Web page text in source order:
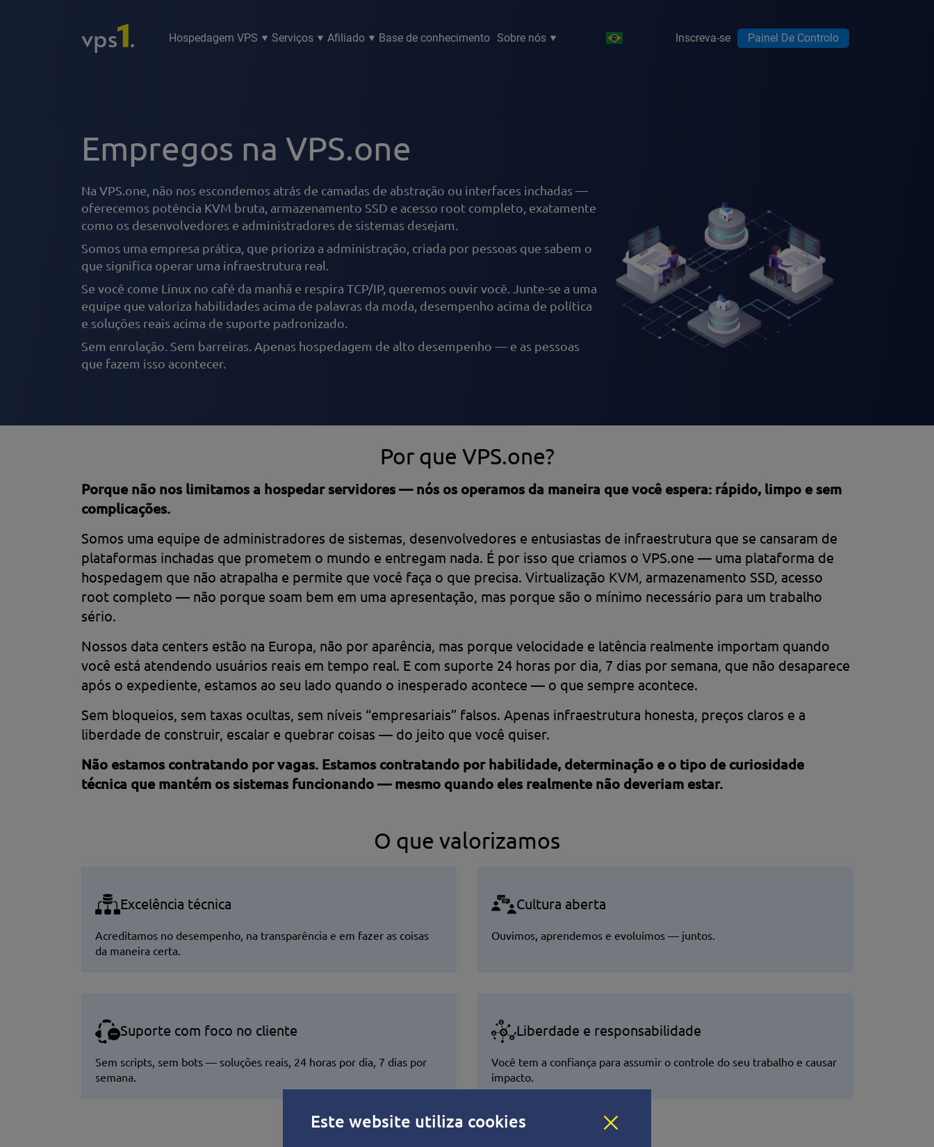
Hospedagem VPS Serviços Afiliado Base de conhecimento Sobre nós Inscreva-se Painel De Controlo
Empregos na VPS.one
Na VPS.one, não nos escondemos atrás de camadas de abstração ou interfaces inchadas —
oferecemos potência KVM bruta, armazenamento SSD e acesso root completo, exatamente
como os desenvolvedores e administradores de sistemas desejam.
Somos uma empresa prática, que prioriza a administração, criada por pessoas que sabem o
que significa operar uma infraestrutura real.
Se você come Linux no café da manhã e respira TCP/IP, queremos ouvir você. Junte-se a uma
equipe que valoriza habilidades acima de palavras da moda, desempenho acima de política
e soluções reais acima de suporte padronizado.
Sem enrolação. Sem barreiras. Apenas hospedagem de alto desempenho — e as pessoas
que fazem isso acontecer.
Por que VPS.one?
Porque não nos limitamos a hospedar servidores — nós os operamos da maneira que você espera: rápido, limpo e sem
complicações.
Somos uma equipe de administradores de sistemas, desenvolvedores e entusiastas de infraestrutura que se cansaram de
plataformas inchadas que prometem o mundo e entregam nada. É por isso que criamos o VPS.one — uma plataforma de
hospedagem que não atrapalha e permite que você faça o que precisa. Virtualização KVM, armazenamento SSD, acesso
root completo — não porque soam bem em uma apresentação, mas porque são o mínimo necessário para um trabalho
sério.
Nossos data centers estão na Europa, não por aparência, mas porque velocidade e latência realmente importam quando
você está atendendo usuários reais em tempo real. E com suporte 24 horas por dia, 7 dias por semana, que não desaparece
após o expediente, estamos ao seu lado quando o inesperado acontece — o que sempre acontece.
Sem bloqueios, sem taxas ocultas, sem níveis “empresariais” falsos. Apenas infraestrutura honesta, preços claros e a
liberdade de construir, escalar e quebrar coisas — do jeito que você quiser.
Não estamos contratando por vagas. Estamos contratando por habilidade, determinação e o tipo de curiosidade
técnica que mantém os sistemas funcionando — mesmo quando eles realmente não deveriam estar.
O que valorizamos
Excelência técnica
Acreditamos no desempenho, na transparência e em fazer as coisas
da maneira certa.
Cultura aberta
Ouvimos, aprendemos e evoluímos — juntos.
Suporte com foco no cliente
Sem scripts, sem bots — soluções reais, 24 horas por dia, 7 dias por
semana.
Liberdade e responsabilidade
Você tem a confiança para assumir o controle do seu trabalho e causar
impacto.
Este website utiliza cookies